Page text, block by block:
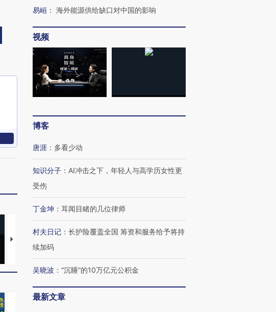
马航飞行员跨国走私7万
粒摇头丸 尿检体内含3种
育部长拱下台
飞地休达
易峘 ： 海外能源供给缺口对中国的影响
视频
博客
唐涯 ： 多看少动
知识分子 ： AI冲击之下，年轻人与高学历女性更
受伤
丁金坤 ： 耳闻目睹的几位律师
村夫日记 ： 长护险覆盖全国 筹资和服务给予将持
续加码
吴晓波 ： “沉睡”的10万亿元公积金
最新文章